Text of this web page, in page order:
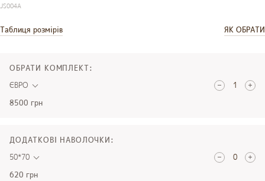
JS004A
Таблиця розмірів ЯК ОБРАТИ
ОБРАТИ КОМПЛЕКТ:
ЄВРО
8500 грн
ДОДАТКОВІ НАВОЛОЧКИ:
50*70
620 грн